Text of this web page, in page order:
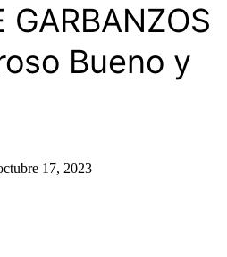
GARBANZOS
Bueno y
17, 2023